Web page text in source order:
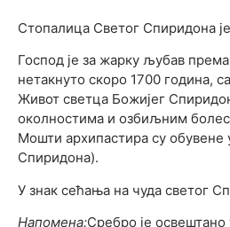
Стопалица Светог Спиридона
Господ је за жарку љубав
нетакнуто скоро 1700 година,
Живот светца Божијег
околностима и озбиљним
Мошти архипастира су обувене
Спиридона).
У знак сећања на чуда светог
Напомена:Сребро је освештано